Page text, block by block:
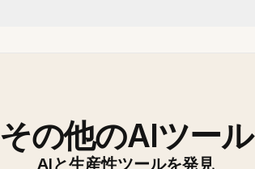
その他のAIツール
AIと生産性ツールを発見